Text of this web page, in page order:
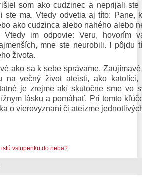
som ako cudzinec a neprijali
ste ma. Vtedy odvetia aj títo: Pane,
ako cudzinca alebo nahého alebo
Vtedy im odpovie: Veru, hovorím
mne ste neurobili. I pôjdu
života.
ako sa k sebe správame.
na večný život ateisti, ako
je zrejme akí skutočne sme vo
lásku a pomáhať. Pri tomto
o vierovyznaní či ateizme
vstupenku do neba?